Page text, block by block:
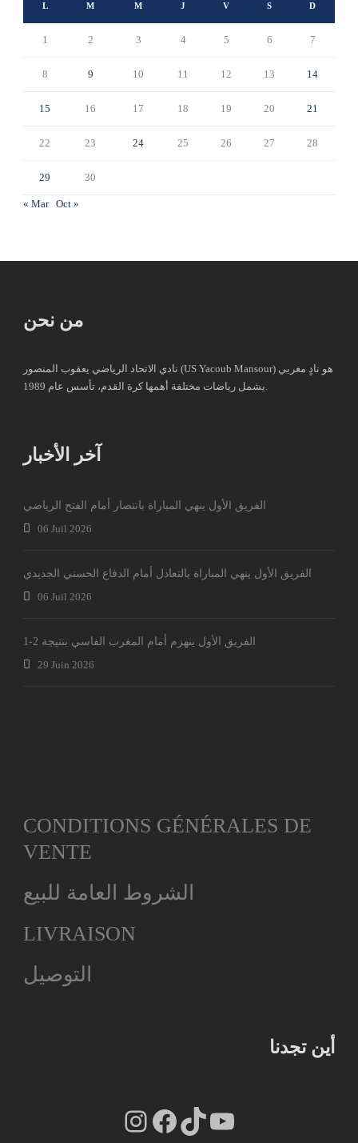
L M M J V S D
1 2 3 4 5 6 7
8 9 10 11 12 13 14
15 16 17 18 19 20 21
22 23 24 25 26 27 28
29 30
« Mar Oct »
من نحن
نادي الاتحاد الرياضي يعقوب المنصور (US Yacoub Mansour) هو نادٍ مغربي
يشمل رياضات مختلفة أهمها كرة القدم، تأسس عام 1989.
آخر الأخبار
الفريق الأول ينهي المباراة بانتصار أمام الفتح الرياضي
06 Juil 2026
الفريق الأول ينهي المباراة بالتعادل أمام الدفاع الحسني الجديدي
06 Juil 2026
الفريق الأول ينهزم أمام المغرب الفاسي بنتيجة 2-1
29 Juin 2026
CONDITIONS GÉNÉRALES DE
VENTE
الشروط العامة للبيع
LIVRAISON
التوصيل
أين تجدنا
Instagram
Facebook
TikTok
YouTube